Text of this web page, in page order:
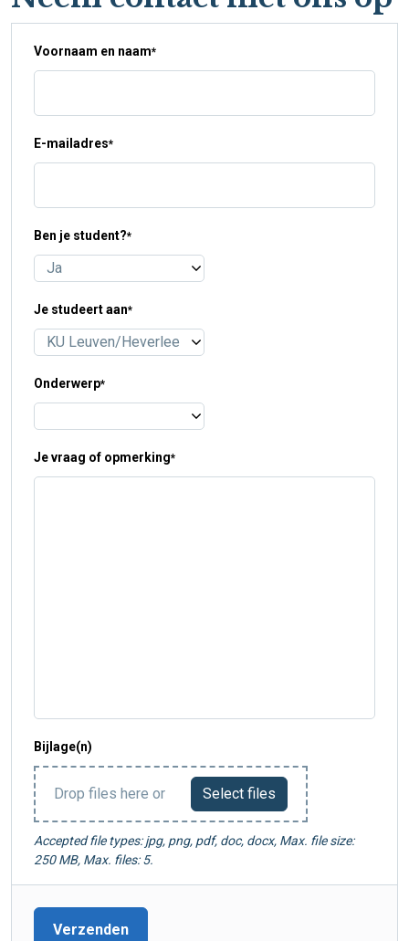
Voornaam en naam*
E-mailadres*
Ben je student?*
Je studeert aan*
Onderwerp*
Je vraag of opmerking*
Bijlage(n)
Drop files here or Select files
Accepted file types: jpg, png, pdf, doc, docx, Max. file size:
250 MB, Max. files: 5.